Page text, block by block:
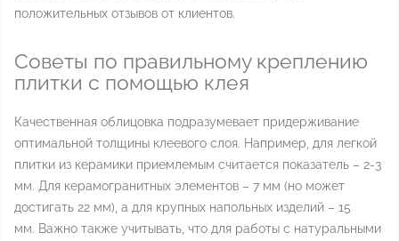
положительных отзывов от клиентов.
Советы по правильному креплению
плитки с помощью клея
Качественная облицовка подразумевает придерживание
оптимальной толщины клеевого слоя. Например, для легкой
плитки из керамики приемлемым считается показатель – 2-3
мм. Для керамогранитных элементов – 7 мм (но может
достигать 22 мм), а для крупных напольных изделий – 15
мм. Важно также учитывать, что для работы с натуральными